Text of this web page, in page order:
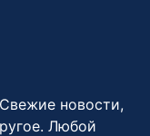
новости,
Любой